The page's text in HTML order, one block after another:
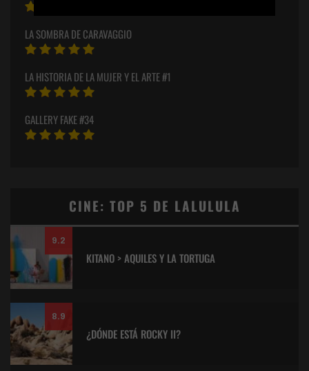
LA SOMBRA DE CARAVAGGIO
LA HISTORIA DE LA MUJER Y EL ARTE #1
GALLERY FAKE #34
CINE: TOP 5 DE LALULULA
9.2
KITANO > AQUILES Y LA TORTUGA
8.9
¿DÓNDE ESTÁ ROCKY II?